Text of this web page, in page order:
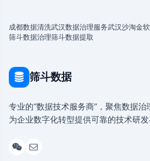
成都数据清洗武汉数据治理服务武汉沙淘金
筛斗数据治理筛斗数据提取
筛斗数据
专业的“数据技术服务商”，聚焦数据治
为企业数字化转型提供可靠的技术研发